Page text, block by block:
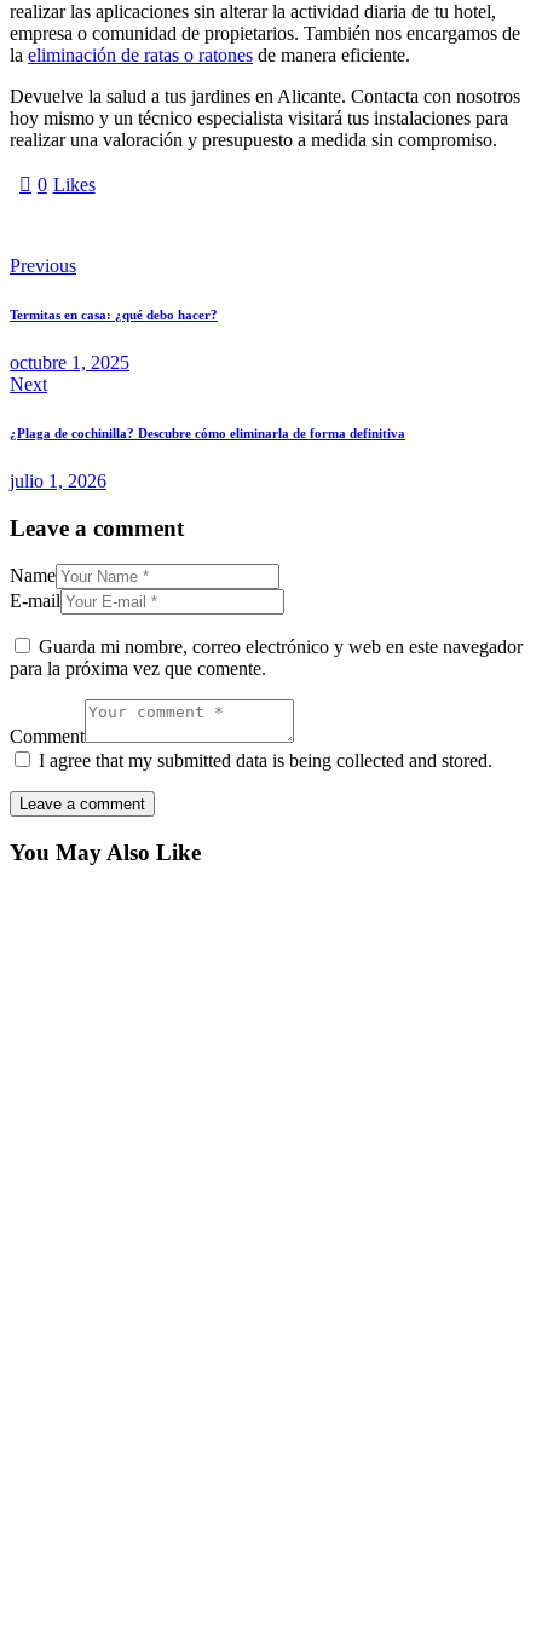
realizar las aplicaciones sin alterar la actividad diaria de tu hotel,
empresa o comunidad de propietarios. También nos encargamos de
la eliminación de ratas o ratones de manera eficiente.
Devuelve la salud a tus jardines en Alicante. Contacta con nosotros
hoy mismo y un técnico especialista visitará tus instalaciones para
realizar una valoración y presupuesto a medida sin compromiso.
0 Likes
Previous
Termitas en casa: ¿qué debo hacer?
octubre 1, 2025
Next
¿Plaga de cochinilla? Descubre cómo eliminarla de forma definitiva
julio 1, 2026
Leave a comment
Name
E-mail
Guarda mi nombre, correo electrónico y web en este navegador
para la próxima vez que comente.
Comment
I agree that my submitted data is being collected and stored.
You May Also Like